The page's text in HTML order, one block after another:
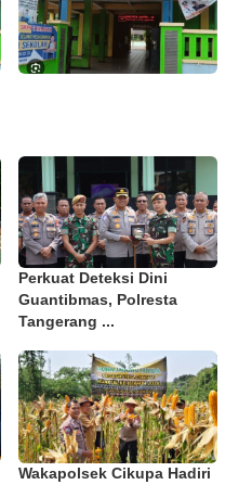
Perkuat Deteksi Dini
Guantibmas, Polresta
Tangerang ...
Wakapolsek Cikupa Hadiri